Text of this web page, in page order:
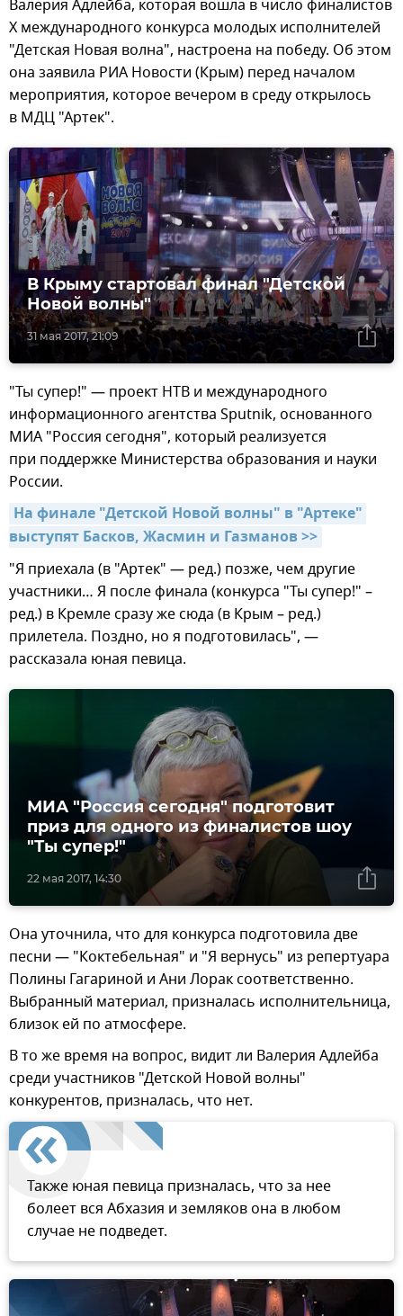
Валерия Адлейба, которая вошла в число финалистов
Х международного конкурса молодых исполнителей
"Детская Новая волна", настроена на победу. Об этом
она заявила РИА Новости (Крым) перед началом
мероприятия, которое вечером в среду открылось
в МДЦ "Артек".
31 мая 2017, 21:09
В Крыму стартовал финал "Детской
Новой волны"
"Ты супер!" — проект НТВ и международного
информационного агентства Sputnik, основанного
МИА "Россия сегодня", который реализуется
при поддержке Министерства образования и науки
России.
На финале "Детской Новой волны" в "Артеке"
выступят Басков, Жасмин и Газманов >>
"Я приехала (в "Артек" — ред.) позже, чем другие
участники… Я после финала (конкурса "Ты супер!" –
ред.) в Кремле сразу же сюда (в Крым – ред.)
прилетела. Поздно, но я подготовилась", —
рассказала юная певица.
22 мая 2017, 14:30
МИА "Россия сегодня" подготовит
приз для одного из финалистов шоу
"Ты супер!"
Она уточнила, что для конкурса подготовила две
песни — "Коктебельная" и "Я вернусь" из репертуара
Полины Гагариной и Ани Лорак соответственно.
Выбранный материал, призналась исполнительница,
близок ей по атмосфере.
В то же время на вопрос, видит ли Валерия Адлейба
среди участников "Детской Новой волны"
конкурентов, призналась, что нет.
Также юная певица призналась, что за нее
болеет вся Абхазия и земляков она в любом
случае не подведет.